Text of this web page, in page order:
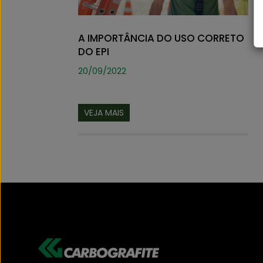
A IMPORTÂNCIA DO USO CORRETO
DO EPI
20/09/2022
VEJA MAIS